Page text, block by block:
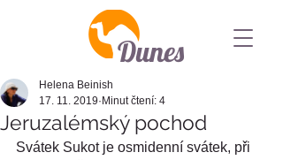
Dunes
Jeruzalémský pochod
Helena Beinish
17. 11. 2019 Minut čtení: 4
Svátek Sukot je osmidenní svátek, při